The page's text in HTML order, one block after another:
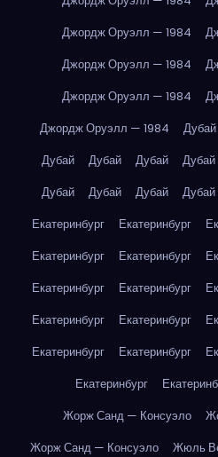
Джордж Оруэлл — 1984
Джордж Оруэлл — 1984
Джордж Оруэлл — 1984
Джордж Оруэлл — 1984
Дубай
Дубай
Дубай Дубай Дубай
Дубай
Дубай Дубай Дубай
Екатеринбург
Екатеринбург
Екатеринбург
Екатеринбург
Екатеринбург
Екатеринбург
Екатеринбург
Екатеринбург
Екатеринбург
Екатеринбург
Екатеринбург
Жорж Санд — Консуэло
Жорж Санд — Консуэло
Жюль